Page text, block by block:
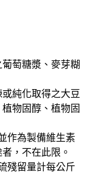
萄糖漿、麥芽糊
純化取得之大豆
物固醇、植物固
作為製備維生素
，不在此限。
殘留量計每公斤